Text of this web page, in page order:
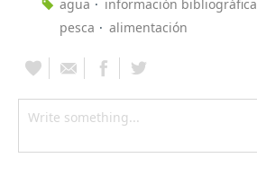
agua
información bibliográfica
pesca
alimentación